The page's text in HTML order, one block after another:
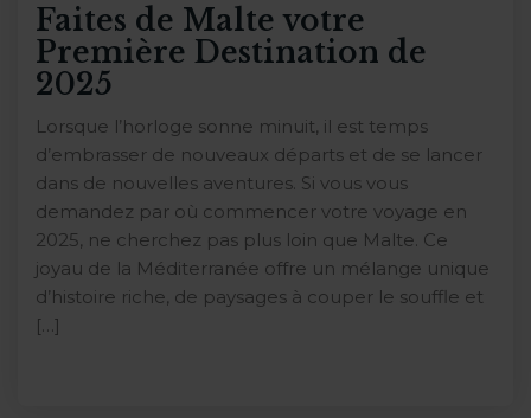
Faites de Malte votre
Première Destination de
2025
Lorsque l’horloge sonne minuit, il est temps
d’embrasser de nouveaux départs et de se lancer
dans de nouvelles aventures. Si vous vous
demandez par où commencer votre voyage en
2025, ne cherchez pas plus loin que Malte. Ce
joyau de la Méditerranée offre un mélange unique
d’histoire riche, de paysages à couper le souffle et
[…]